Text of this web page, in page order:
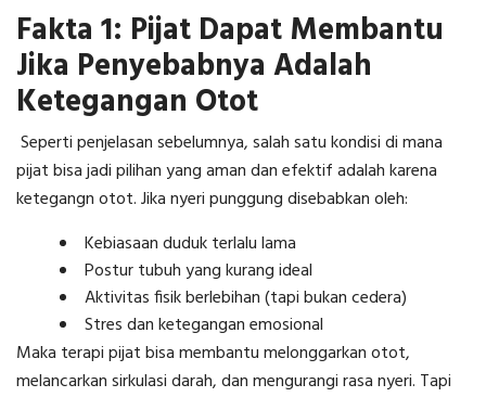
Fakta 1: Pijat Dapat Membantu
Jika Penyebabnya Adalah
Ketegangan Otot
Seperti penjelasan sebelumnya, salah satu kondisi di mana
pijat bisa jadi pilihan yang aman dan efektif adalah karena
ketegangn otot. Jika nyeri punggung disebabkan oleh:
Kebiasaan duduk terlalu lama
Postur tubuh yang kurang ideal
Aktivitas fisik berlebihan (tapi bukan cedera)
Stres dan ketegangan emosional
Maka terapi pijat bisa membantu melonggarkan otot,
melancarkan sirkulasi darah, dan mengurangi rasa nyeri. Tapi